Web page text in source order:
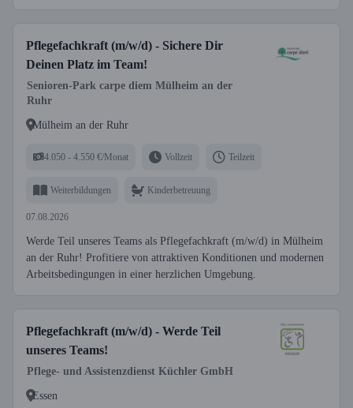
Pflegefachkraft (m/w/d) - Sichere Dir
Deinen Platz im Team!
Senioren-Park carpe diem Mülheim an der
Ruhr
Mülheim an der Ruhr
4.050 - 4.550 €/Monat Vollzeit Teilzeit
Weiterbildungen Kinderbetreuung
07.08.2026
Werde Teil unseres Teams als Pflegefachkraft (m/w/d) in Mülheim
an der Ruhr! Profitiere von attraktiven Konditionen und modernen
Arbeitsbedingungen in einer herzlichen Umgebung.
Pflegefachkraft (m/w/d) - Werde Teil
unseres Teams!
Pflege- und Assistenzdienst Küchler GmbH
Essen